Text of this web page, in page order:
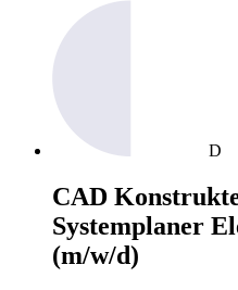
D
CAD
Systemplaner
(m/w/d)